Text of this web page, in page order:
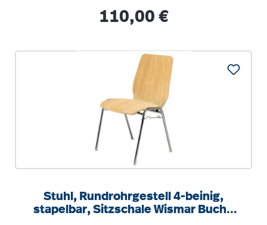
Regulärer Preis:
110,00 €
Stuhl, Rundrohrgestell 4-beinig,
stapelbar, Sitzschale Wismar Buche